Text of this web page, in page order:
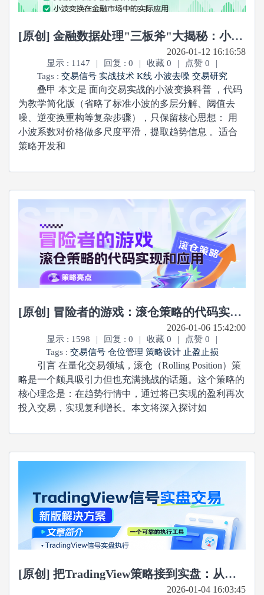
[原创] 金融数据处理"三板斧"大揭秘：小波变换到底是个啥？
2026-01-12 16:16:58
显示 : 1147 | 回复 : 0 | 收藏 0 | 点赞 0
|
Tags : 交易信号 实战技术 K线 小波去噪 交易研究
叠甲 本文是 面向交易实战的小波变换科普 ，代码
为教学简化版（省略了标准小波的多层分解、阈值去
噪、逆变换重构等复杂步骤），只保留核心思想： 用
小波系数对价格做多尺度平滑，提取趋势信息 。适合
策略开发和
[原创] 冒险者的游戏：滚仓策略的代码实现和应用
2026-01-06 15:42:00
显示 : 1598 | 回复 : 0 | 收藏 0 | 点赞 0
|
Tags : 交易信号 仓位管理 策略设计 止盈止损
引言 在量化交易领域，滚仓（Rolling Position）策
略是一个颇具吸引力但也充满挑战的话题。这个策略的
核心理念是：在趋势行情中，通过将已实现的盈利再次
投入交易，实现复利增长。本文将深入探讨如
[原创] 把TradingView策略接到实盘：从折腾到省心
2026-01-04 16:03:45